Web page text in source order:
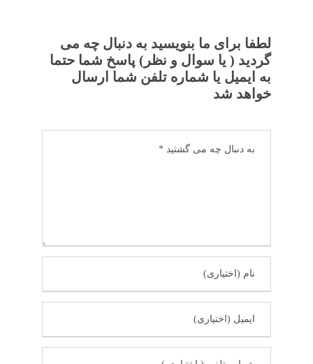
لطفا برای ما بنویسید به دنبال چه می
گردید ( یا سوال و نظر) پاسخ شما حتما
به ایمیل یا شماره تلفن شما ارسال
خواهد شد